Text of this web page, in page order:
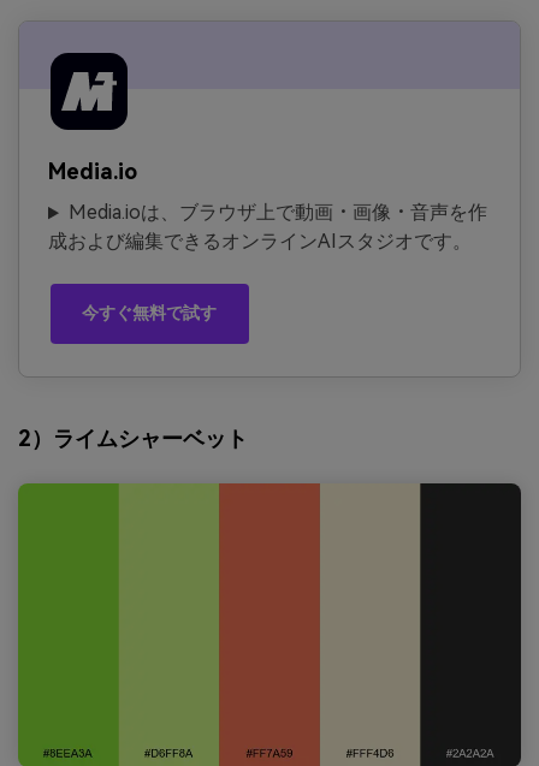
Media.io
Media.ioは、ブラウザ上で動画・画像・音声を作
成および編集できるオンラインAIスタジオです。
今すぐ無料で試す
2）ライムシャーベット